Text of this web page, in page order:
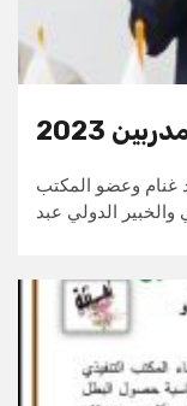
2023
غنام وعضو المكتب